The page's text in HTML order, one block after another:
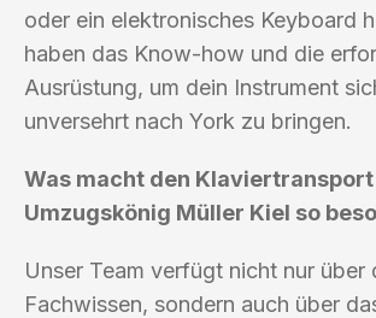
oder ein elektronisches Keyboard
haben das Know-how und die
Ausrüstung, um dein Instrument
unversehrt nach York zu bringen.
Was macht den
Umzugskönig Müller Kiel so
Unser Team verfügt nicht nur über
Fachwissen, sondern auch über